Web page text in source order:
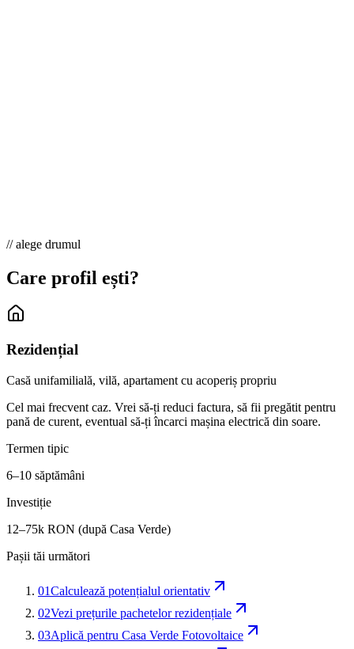
// alege drumul
Care profil ești?
Rezidențial
Casă unifamilială, vilă, apartament cu acoperiș propriu
Cel mai frecvent caz. Vrei să-ți reduci factura, să fii pregătit pentru
pană de curent, eventual să-ți încarci mașina electrică din soare.
Termen tipic
6–10 săptămâni
Investiție
12–75k RON (după Casa Verde)
Pașii tăi următori
01Calculează potențialul orientativ
02Vezi prețurile pachetelor rezidențiale
03Aplică pentru Casa Verde Fotovoltaice